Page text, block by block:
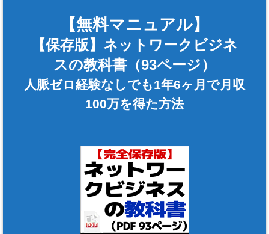
【無料マニュアル】
【保存版】ネットワークビジネ
スの教科書（93ページ）
人脈ゼロ経験なしでも1年6ヶ月で月収
100万を得た方法